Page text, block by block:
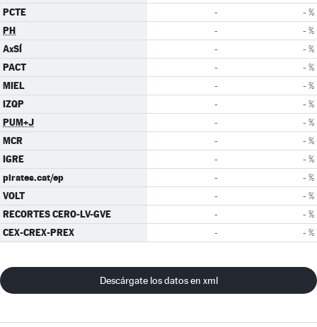
PCTE - - %
PH - - %
AxSÍ - - %
PACT - - %
MIEL - - %
IZQP - - %
PUM+J - - %
MCR - - %
IGRE - - %
pirates.cat/ep - - %
VOLT - - %
RECORTES CERO-LV-GVE - - %
CEX-CREX-PREX - - %
Descárgate los datos en xml